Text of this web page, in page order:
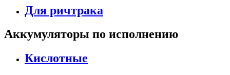
Для ричтрака
Аккумуляторы по исполнению
Кислотные